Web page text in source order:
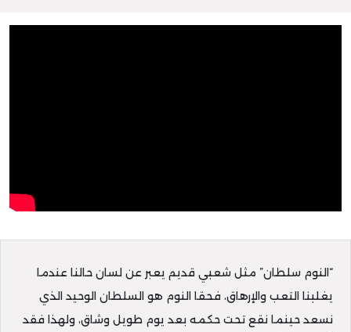
“النوم سلطان” مثل شعبي قديم يعبر عن لسان حالنا عندما
يغلبنا التعب والإرهاق، فحقا النوم هو السلطان الوحيد الذي
نسعد حينما نقع تحت حكمه بعد يوم طويل وشاق، ولهذا فقد